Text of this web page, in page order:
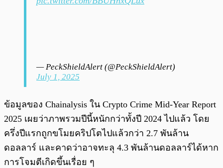
— PeckShieldAlert (@PeckShieldAlert)
July 1, 2025
ข้อมูลของ Chainalysis ใน Crypto Crime Mid-Year Report
2025 เผยว่าภาพรวมปีนี้หนักกว่าทั้งปี 2024 ไปแล้ว โดย
ครึ่งปีแรกถูกขโมยคริปโตไปแล้วกว่า 2.7 พันล้าน
ดอลลาร์ และคาดว่าอาจทะลุ 4.3 พันล้านดอลลาร์ได้หาก
การโจมตีเกิดขึ้นเรื่อย ๆ